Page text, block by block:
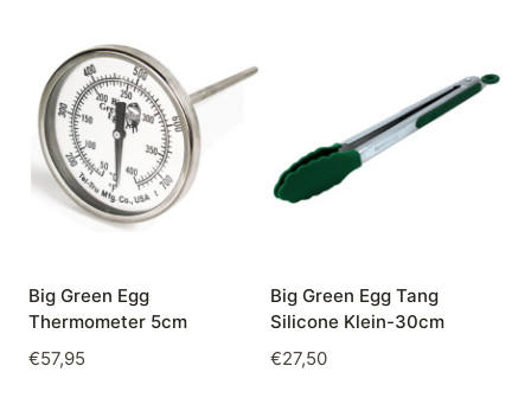
Big Green Egg
Thermometer 5cm
€57,95
Big Green Egg Tang
Silicone Klein-30cm
€27,50